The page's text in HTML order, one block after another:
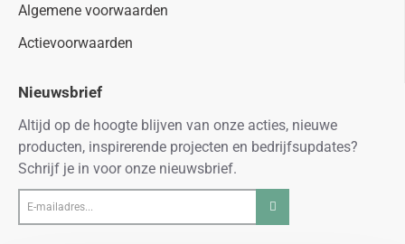
Algemene voorwaarden
Actievoorwaarden
Nieuwsbrief
Altijd op de hoogte blijven van onze acties, nieuwe
producten, inspirerende projecten en bedrijfsupdates?
Schrijf je in voor onze nieuwsbrief.
mailadres...